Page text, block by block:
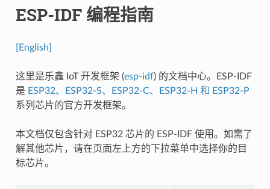
ESP-IDF 编程指南
[English]
这里是乐鑫 IoT 开发框架 (esp-idf) 的文档中心。ESP-IDF
是 ESP32、ESP32-S、ESP32-C、ESP32-H 和 ESP32-P
系列芯片的官方开发框架。
本文档仅包含针对 ESP32 芯片的 ESP-IDF 使用。如需了
解其他芯片，请在页面左上方的下拉菜单中选择你的目
标芯片。